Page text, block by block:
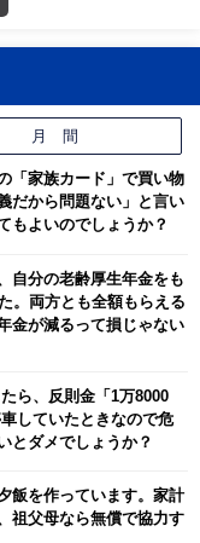
月 間
「家族カード」で買い物
だから問題ない」と言い
もよいのでしょうか？
自分の老齢厚生年金をも
。両方とも全額もらえる
金が減るって損じゃない
ら、反則金「1万8000
していたときなので危
とダメでしょうか？
飯を作っています。家計
祖父母なら無償で協力す